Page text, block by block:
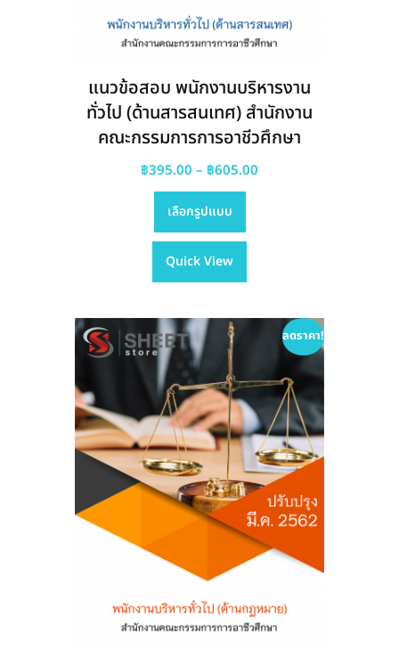
แนวข้อสอบ พนักงานบริหารงาน
ทั่วไป (ด้านสารสนเทศ) สำนักงาน
คณะกรรมการการอาชีวศึกษา
฿395.00 – ฿605.00
เลือกรูปแบบ
This
has
variants.
options
be
chosen
on
the
product
page
Quick View
ลดราคา!